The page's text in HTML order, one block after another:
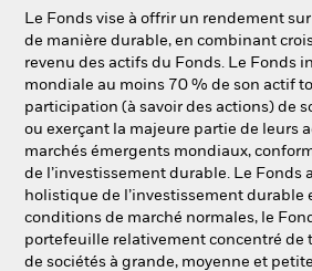
Le Fonds vise à offrir un rendement
de manière durable, en combinant
revenu des actifs du Fonds. Le Fonds
mondiale au moins 70 % de son actif
participation (à savoir des actions) de
ou exerçant la majeure partie de leurs
marchés émergents mondiaux,
de l’investissement durable. Le Fonds
holistique de l’investissement durable
conditions de marché normales, le
portefeuille relativement concentré de
de sociétés à grande, moyenne et